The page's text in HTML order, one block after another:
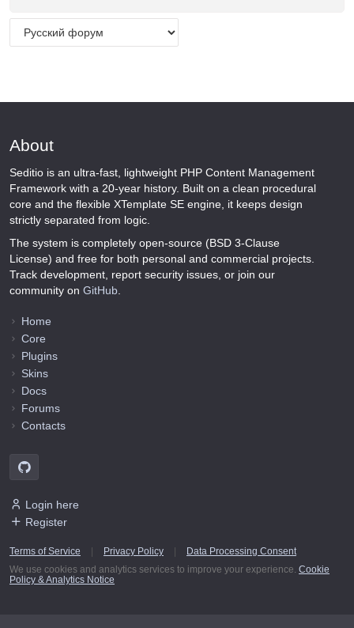
About
Seditio is an ultra-fast, lightweight PHP Content Management
Framework with a 20-year history. Built on a clean procedural
core and the flexible XTemplate SE engine, it keeps design
strictly separated from logic.
The system is completely open-source (BSD 3-Clause
License) and free for both personal and commercial projects.
Track development, report security issues, or join our
community on GitHub
Home
Core
Plugins
Skins
Docs
Forums
Contacts
Login here
Register
Terms of Service Privacy Policy
Data Processing Consent
We use cookies and analytics services to improve your experience. Cookie
Policy & Analytics Notice